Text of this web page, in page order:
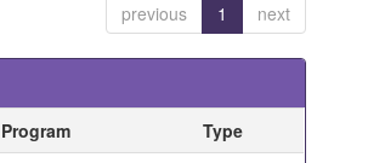
previous 1 next
Program
Type